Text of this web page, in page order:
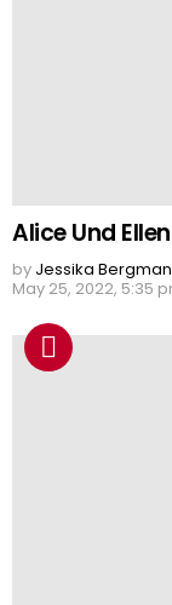
Alice Und
by Jessika
May 25, 2022, 5:35